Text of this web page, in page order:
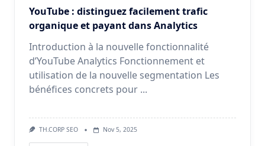
YouTube : distinguez facilement trafic
organique et payant dans Analytics
Introduction à la nouvelle fonctionnalité
d’YouTube Analytics Fonctionnement et
utilisation de la nouvelle segmentation Les
bénéfices concrets pour ...
TH.CORP SEO Nov 5, 2025